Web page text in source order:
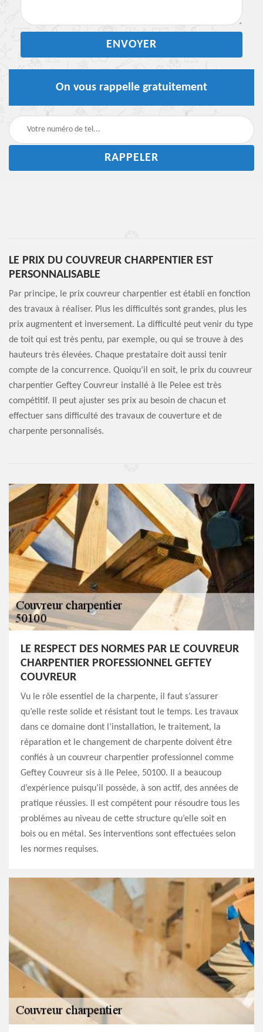
On vous rappelle gratuitement
LE PRIX DU COUVREUR CHARPENTIER EST
PERSONNALISABLE
Par principe, le prix couvreur charpentier est établi en fonction
des travaux à réaliser. Plus les difficultés sont grandes, plus les
prix augmentent et inversement. La difficulté peut venir du type
de toit qui est très pentu, par exemple, ou qui se trouve à des
hauteurs très élevées. Chaque prestataire doit aussi tenir
compte de la concurrence. Quoiqu’il en soit, le prix du couvreur
charpentier Geftey Couvreur installé à Ile Pelee est très
compétitif. Il peut ajuster ses prix au besoin de chacun et
effectuer sans difficulté des travaux de couverture et de
charpente personnalisés.
LE RESPECT DES NORMES PAR LE COUVREUR
CHARPENTIER PROFESSIONNEL GEFTEY
COUVREUR
Vu le rôle essentiel de la charpente, il faut s’assurer
qu’elle reste solide et résistant tout le temps. Les travaux
dans ce domaine dont l’installation, le traitement, la
réparation et le changement de charpente doivent être
confiés à un couvreur charpentier professionnel comme
Geftey Couvreur sis à Ile Pelee, 50100. Il a beaucoup
d’expérience puisqu’il possède, à son actif, des années de
pratique réussies. Il est compétent pour résoudre tous les
problèmes au niveau de cette structure qu’elle soit en
bois ou en métal. Ses interventions sont effectuées selon
les normes requises.